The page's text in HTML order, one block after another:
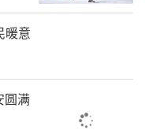
等品牌活动。今
创新基地成功举
山首届杜鹃花
百名新联会成员
微活动招商，成
暖意
圆满